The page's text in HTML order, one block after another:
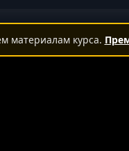
материалам курса.